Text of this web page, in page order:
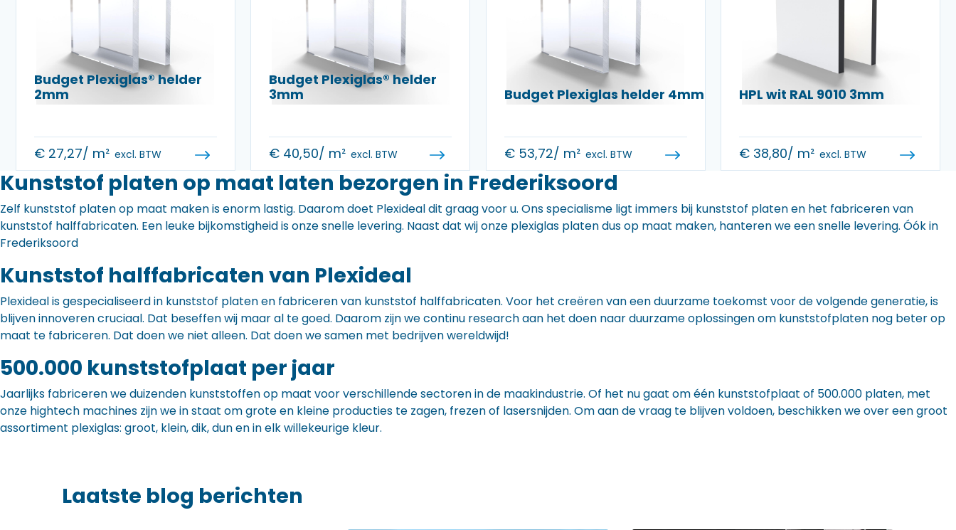
Budget Plexiglas® helder
2mm
€27,27/ m² excl. BTW
Budget Plexiglas® helder
3mm
€ 40,50/ m² excl. BTW
Budget Plexiglas helder 4mm
€53,72/ m² excl. BTW
HPL wit RAL 9010 3mm
€ 38,80/ m² excl. BTW
Kunststof platen op maat laten bezorgen in Frederiksoord
Zelf kunststof platen op maat maken is enorm lastig. Daarom doet Plexideal dit graag voor u. Ons specialisme ligt immers bij kunststof platen en het fabriceren van
kunststof halffabricaten. Een leuke bijkomstigheid is onze snelle levering. Naast dat wij onze plexiglas platen dus op maat maken, hanteren we een snelle levering. Óók in
Frederiksoord
Kunststof halffabricaten van Plexideal
Plexideal is gespecialiseerd in kunststof platen en fabriceren van kunststof halffabricaten. Voor het creëren van een duurzame toekomst voor de volgende generatie, is
blijven innoveren cruciaal. Dat beseffen wij maar al te goed. Daarom zijn we continu research aan het doen naar duurzame oplossingen om kunststofplaten nog beter op
maat te fabriceren. Dat doen we niet alleen. Dat doen we samen met bedrijven wereldwijd!
500.000 kunststofplaat per jaar
Jaarlijks fabriceren we duizenden kunststoffen op maat voor verschillende sectoren in de maakindustrie. Of het nu gaat om één kunststofplaat of 500.000 platen, met
onze hightech machines zijn we in staat om grote en kleine producties te zagen, frezen of lasersnijden. Om aan de vraag te blijven voldoen, beschikken we over een groot
assortiment plexiglas: groot, klein, dik, dun en in elk willekeurige kleur.
Laatste blog berichten